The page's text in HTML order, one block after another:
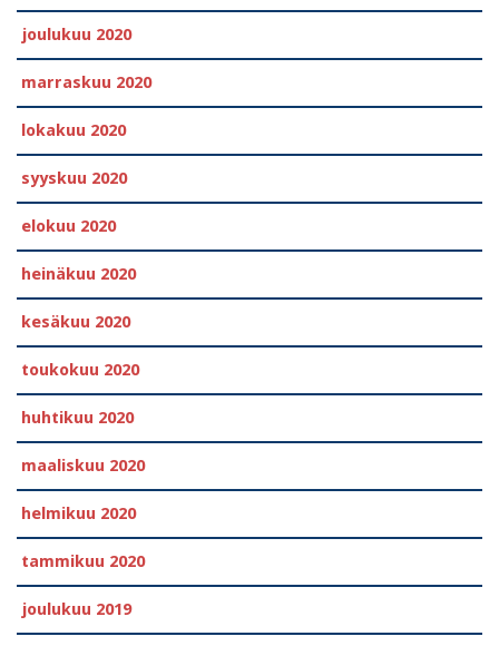
joulukuu 2020
marraskuu 2020
lokakuu 2020
syyskuu 2020
elokuu 2020
heinäkuu 2020
kesäkuu 2020
toukokuu 2020
huhtikuu 2020
maaliskuu 2020
helmikuu 2020
tammikuu 2020
joulukuu 2019